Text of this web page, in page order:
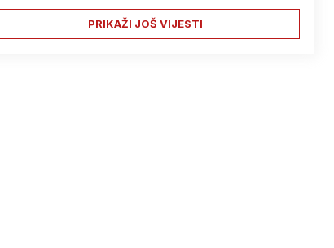
PRIKAŽI JOŠ VIJESTI